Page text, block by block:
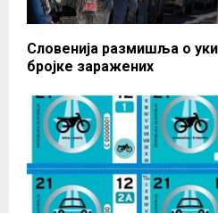
Словенија размишља о
бројке заражених